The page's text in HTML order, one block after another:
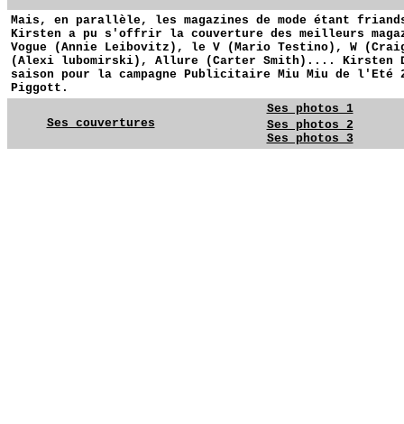
Mais, en parallèle, les magazines de mode étant
Kirsten a pu s'offrir la couverture des meilleurs
Vogue (Annie Leibovitz), le V (Mario Testino), W (Craig
(Alexi lubomirski), Allure (Carter Smith).... Kirsten
saison pour la campagne Publicitaire Miu Miu de l'Eté
Piggott.
Ses couvertures
Ses photos 1
Ses photos 2
Ses photos 3